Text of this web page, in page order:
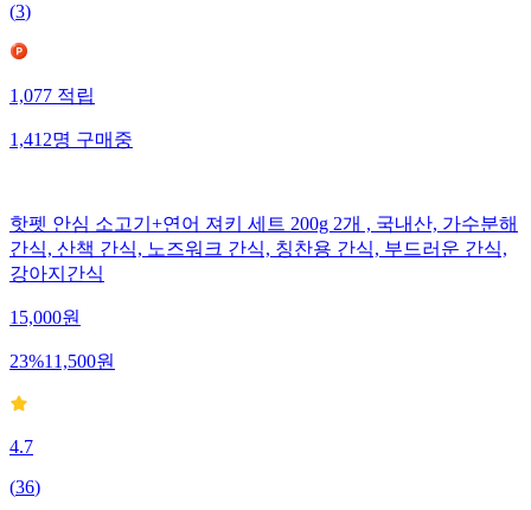
(3)
1,077 적립
1,412명 구매중
핫펫 안심 소고기+연어 져키 세트 200g 2개 , 국내산, 가수분해
간식, 산책 간식, 노즈워크 간식, 칭찬용 간식, 부드러운 간식,
강아지간식
15,000원
23%11,500원
4.7
(36)